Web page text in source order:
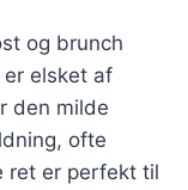
og brunch
elsket af
den milde
ofte
ret er perfekt til